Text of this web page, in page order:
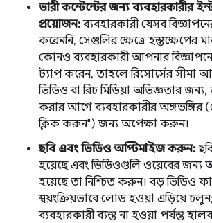
ভারী কন্টেন্টের জন্য ব্যবহারকারীর
প্রয়োজন:ব্যবহারকারী যেসব
করেননি, সেগুলির ক্ষেত্রে হস্তক্ষেপের
কোনও ব্যবহারকারী আপনার
ট্যাপ করেন, তাহলে রিসোর্সের সীমা
ভিডিও বা রিচ মিডিয়া অভিজ্ঞতার
করার আগে ব্যবহারকারীর অঙ্গভঙ্গির
ক্লিক করুন") জন্য অপেক্ষা করুন।
ছবি এবং ভিডিও অপ্টিমাইজ করুন:
হয়েছে এবং ভিডিওগুলি ওয়েবের জন্য
হয়েছে তা নিশ্চিত করুন। বড় ভিডিও
স্বয়ংক্রিয়ভাবে লোড হওয়া এড়িয়ে চলুন;
ব্যবহারকারী ব্যস্ত না হওয়া পর্যন্ত